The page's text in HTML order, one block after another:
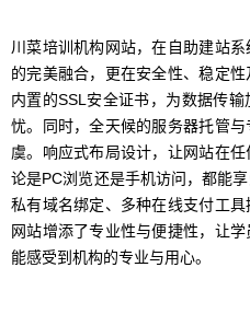
川菜培训机构网站，在自助建站
的完美融合，更在安全性、稳定
内置的SSL安全证书，为数据传
忧。同时，全天候的服务器托管
虞。响应式布局设计，让网站在
论是PC浏览还是手机访问，都能
私有域名绑定、多种在线支付工
网站增添了专业性与便捷性，让
能感受到机构的专业与用心。